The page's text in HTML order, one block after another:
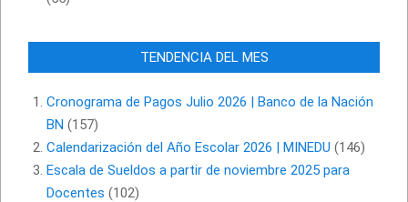
TENDENCIA DEL MES
Cronograma de Pagos Julio 2026 | Banco de la Nación
BN (157)
Calendarización del Año Escolar 2026 | MINEDU (146)
Escala de Sueldos a partir de noviembre 2025 para
Docentes (102)